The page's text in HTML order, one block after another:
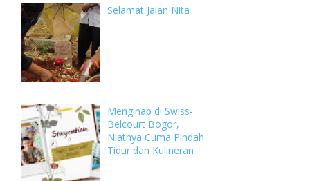
Selamat Jalan Nita
Menginap di Swiss-
Belcourt Bogor,
Niatnya Cuma Pindah
Tidur dan Kulineran